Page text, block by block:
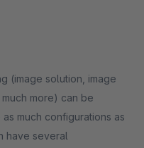
(image solution, image
more) can be
much configurations as
have several